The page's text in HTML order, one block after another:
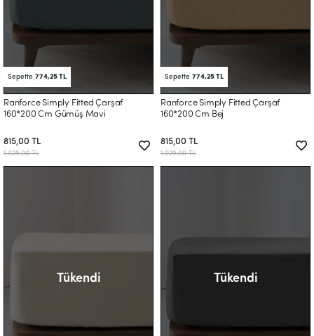
Sepette 774,25 TL
Ranforce Simply Fitted Çarşaf
160*200 Cm Gümüş Mavi
815,00 TL
1.029,00 TL
Sepette 774,25 TL
Ranforce Simply Fitted Çarşaf
160*200 Cm Bej
815,00 TL
1.029,00 TL
Tükendi Tükendi